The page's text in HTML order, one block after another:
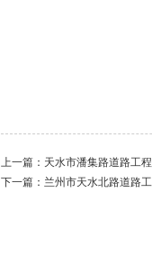
上一篇： 天水市潘集路道路工程
下一篇： 兰州市天水北路道路